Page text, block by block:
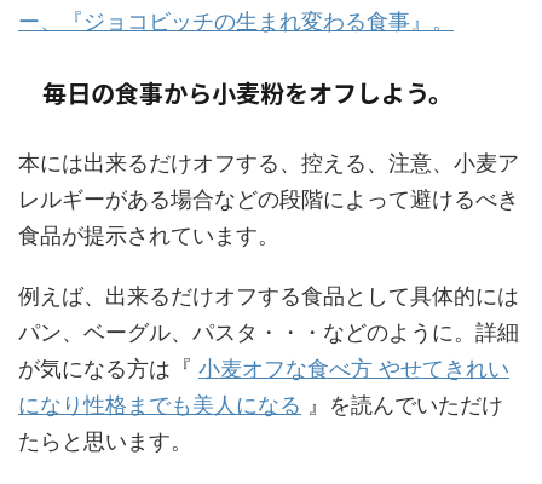
ー、『ジョコビッチの生まれ変わる食事』。
毎日の食事から小麦粉をオフしよう。
本には出来るだけオフする、控える、注意、小麦ア
レルギーがある場合などの段階によって避けるべき
食品が提示されています。
例えば、出来るだけオフする食品として具体的には
パン、ベーグル、パスタ・・・などのように。詳細
が気になる方は『 小麦オフな食べ方 やせてきれい
になり性格までも美人になる 』を読んでいただけ
たらと思います。